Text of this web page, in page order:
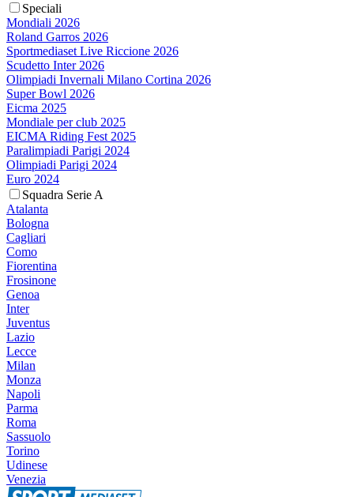
Speciali
Mondiali 2026
Roland Garros 2026
Sportmediaset Live Riccione 2026
Scudetto Inter 2026
Olimpiadi Invernali Milano Cortina 2026
Super Bowl 2026
Eicma 2025
Mondiale per club 2025
EICMA Riding Fest 2025
Paralimpiadi Parigi 2024
Olimpiadi Parigi 2024
Euro 2024
Squadra Serie A
Atalanta
Bologna
Cagliari
Como
Fiorentina
Frosinone
Genoa
Inter
Juventus
Lazio
Lecce
Milan
Monza
Napoli
Parma
Roma
Sassuolo
Torino
Udinese
Venezia